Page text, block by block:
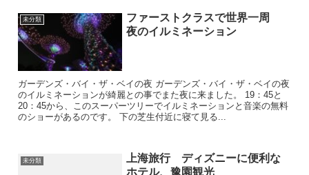
未分類
ファーストクラスで世界一周
夜のイルミネーション
ガーデンズ・バイ・ザ・ベイの夜 ガーデンズ・バイ・ザ・ベイの夜
のイルミネーションが綺麗との事でまた夜に来ました。 19：45と
20：45から、このスーパーツリーでイルミネーションと音楽の無料
のショーがあるのです。 下の芝生付近に寝て見る...
未分類
上海旅行 ディズニーに便利な
ホテル、豫園観光